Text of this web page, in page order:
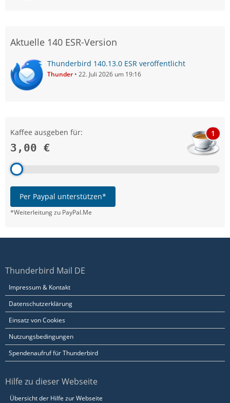
Aktuelle 140 ESR-Version
Thunderbird 140.13.0 ESR veröffentlicht
Thunder 22. Juli 2026 um 19:16
Kaffee ausgeben für:
3,00 €
1
Per Paypal unterstützen*
*Weiterleitung zu PayPal.Me
Thunderbird Mail DE
Impressum & Kontakt
Datenschutzerklärung
Einsatz von Cookies
Nutzungsbedingungen
Spendenaufruf für Thunderbird
Hilfe zu dieser Webseite
Übersicht der Hilfe zur Webseite